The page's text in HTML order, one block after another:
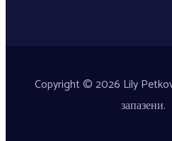
Copyright © 2026 Lily
запазени.